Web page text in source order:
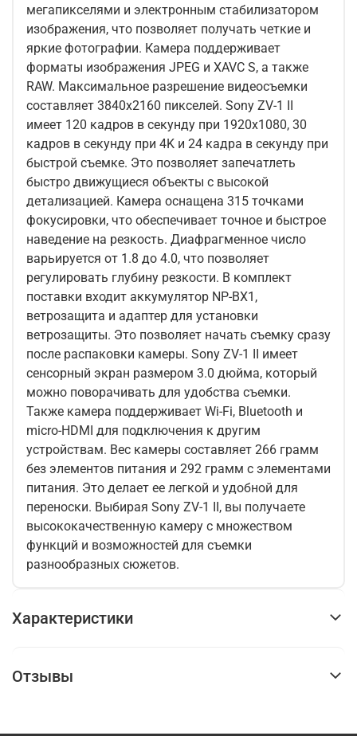
мегапикселями и электронным стабилизатором
изображения, что позволяет получать четкие и
яркие фотографии. Камера поддерживает
форматы изображения JPEG и XAVC S, а также
RAW. Максимальное разрешение видеосъемки
составляет 3840x2160 пикселей. Sony ZV-1 II
имеет 120 кадров в секунду при 1920x1080, 30
кадров в секунду при 4K и 24 кадра в секунду при
быстрой съемке. Это позволяет запечатлеть
быстро движущиеся объекты с высокой
детализацией. Камера оснащена 315 точками
фокусировки, что обеспечивает точное и быстрое
наведение на резкость. Диафрагменное число
варьируется от 1.8 до 4.0, что позволяет
регулировать глубину резкости. В комплект
поставки входит аккумулятор NP-BX1,
ветрозащита и адаптер для установки
ветрозащиты. Это позволяет начать съемку сразу
после распаковки камеры. Sony ZV-1 II имеет
сенсорный экран размером 3.0 дюйма, который
можно поворачивать для удобства съемки.
Также камера поддерживает Wi-Fi, Bluetooth и
micro-HDMI для подключения к другим
устройствам. Вес камеры составляет 266 грамм
без элементов питания и 292 грамм с элементами
питания. Это делает ее легкой и удобной для
переноски. Выбирая Sony ZV-1 II, вы получаете
высококачественную камеру с множеством
функций и возможностей для съемки
разнообразных сюжетов.
Характеристики
Отзывы